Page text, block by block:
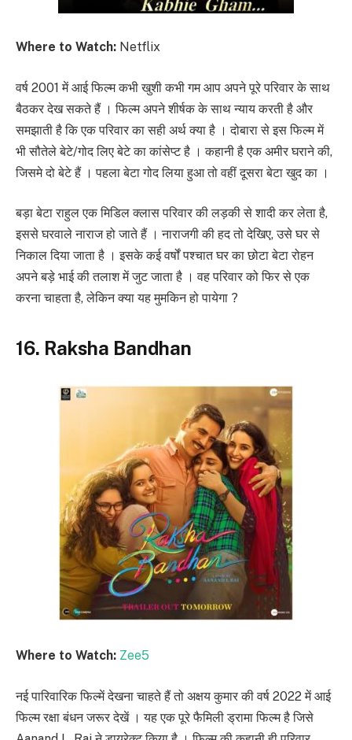
Where to Watch: Netflix
वर्ष 2001 में आई फिल्म कभी खुशी कभी गम आप अपने पूरे परिवार के साथ
बैठकर देख सकते हैं । फिल्म अपने शीर्षक के साथ न्याय करती है और
समझाती है कि एक परिवार का सही अर्थ क्या है । दोबारा से इस फिल्म में
भी सौतेले बेटे/गोद लिए बेटे का कांसेप्ट है । कहानी है एक अमीर घराने की,
जिसमे दो बेटे हैं । पहला बेटा गोद लिया हुआ तो वहीं दूसरा बेटा खुद का ।
बड़ा बेटा राहुल एक मिडिल क्लास परिवार की लड़की से शादी कर लेता है,
इससे घरवाले नाराज हो जाते हैं । नाराजगी की हद तो देखिए, उसे घर से
निकाल दिया जाता है । इसके कई वर्षों पश्चात घर का छोटा बेटा रोहन
अपने बड़े भाई की तलाश में जुट जाता है । वह परिवार को फिर से एक
करना चाहता है, लेकिन क्या यह मुमकिन हो पायेगा ?
16. Raksha Bandhan
Where to Watch: Zee5
नई पारिवारिक फिल्में देखना चाहते हैं तो अक्षय कुमार की वर्ष 2022 में आई
फिल्म रक्षा बंधन जरूर देखें । यह एक पूरे फैमिली ड्रामा फिल्म है जिसे